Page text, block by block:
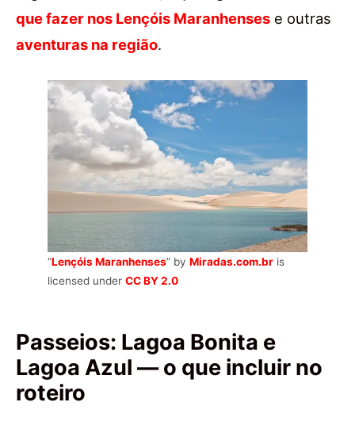
que fazer nos Lençóis Maranhenses e outras
aventuras na região.
“Lençóis Maranhenses” by Miradas.com.br is
licensed under CC BY 2.0
Passeios: Lagoa Bonita e
Lagoa Azul — o que incluir no
roteiro